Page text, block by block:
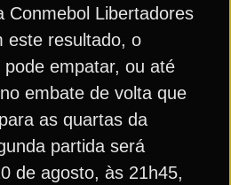
Conmebol Libertadores
este resultado, o
empatar, ou até
embate de volta que
as quartas da
partida será
de agosto, às 21h45,